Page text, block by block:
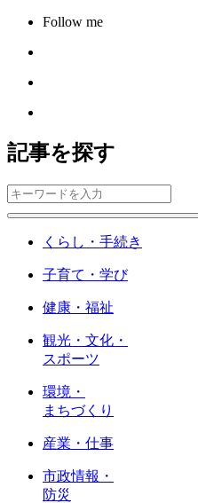
Follow me
記事を探す
くらし・手続き
子育て・学び
健康・福祉
観光・文化・
スポーツ
環境・
まちづくり
産業・仕事
市政情報・
防災